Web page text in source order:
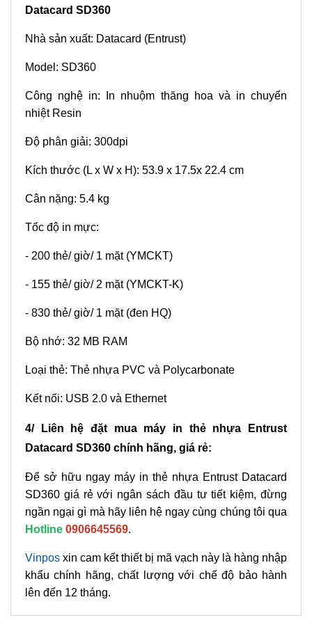
Datacard SD360
Nhà sản xuất: Datacard (Entrust)
Model: SD360
Công nghệ in: In nhuộm thăng hoa và in chuyển
nhiệt Resin
Độ phân giải: 300dpi
Kích thước (L x W x H): 53.9 x 17.5x 22.4 cm
Cân nặng: 5.4 kg
Tốc độ in mực:
- 200 thẻ/ giờ/ 1 mặt (YMCKT)
- 155 thẻ/ giờ/ 2 mặt (YMCKT-K)
- 830 thẻ/ giờ/ 1 mặt (đen HQ)
Bộ nhớ: 32 MB RAM
Loại thẻ: Thẻ nhựa PVC và Polycarbonate
Kết nối: USB 2.0 và Ethernet
4/ Liên hệ đặt mua máy in thẻ nhựa Entrust
Datacard SD360 chính hãng, giá rẻ:
Để sở hữu ngay máy in thẻ nhựa Entrust Datacard
SD360 giá rẻ với ngân sách đầu tư tiết kiệm, đừng
ngần ngại gì mà hãy liên hệ ngay cùng chúng tôi qua
Hotline 0906645569.
Vinpos xin cam kết thiết bị mã vạch này là hàng nhập
khẩu chính hãng, chất lượng với chế độ bảo hành
lên đến 12 tháng.